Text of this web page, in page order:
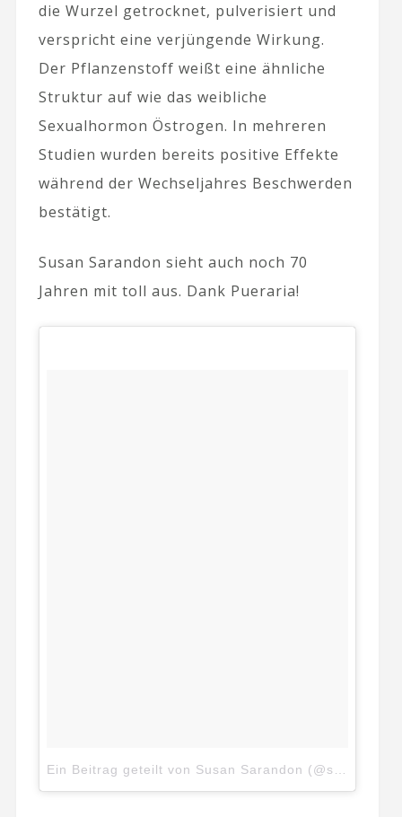
die Wurzel getrocknet, pulverisiert und
verspricht eine verjüngende Wirkung.
Der Pflanzenstoff weißt eine ähnliche
Struktur auf wie das weibliche
Sexualhormon Östrogen. In mehreren
Studien wurden bereits positive Effekte
während der Wechseljahres Beschwerden
bestätigt.
Susan Sarandon sieht auch noch 70
Jahren mit toll aus. Dank Pueraria!